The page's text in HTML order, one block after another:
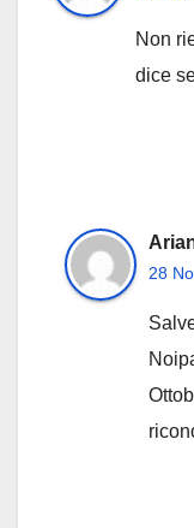
Non
dice
28